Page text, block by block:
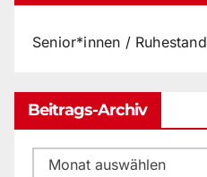
Senior*innen / Ruhestand
Beitrags-Archiv
Beitrags-